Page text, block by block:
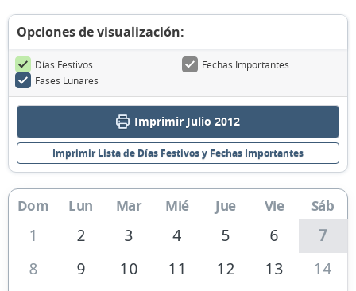
Opciones de visualización:
Días Festivos
Fechas Importantes
Fases Lunares
Imprimir Julio 2012
Imprimir Lista de Días Festivos y Fechas Importantes
Dom Lun Mar Mié Jue Vie Sáb
1 2 3 4 5 6
7
8
9 10 11 12 13
14